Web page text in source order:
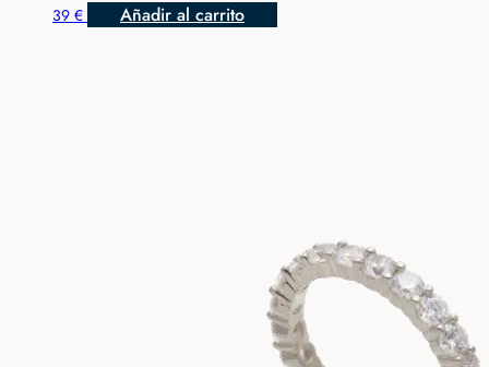
39 € Añadir al carrito